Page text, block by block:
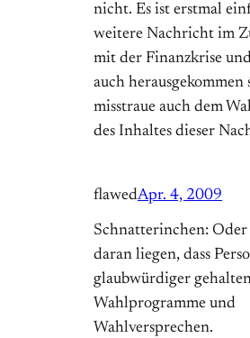
nicht. Es ist erstmal
weitere Nachricht im
mit der Finanzkrise
auch herausgekommen
misstraue auch dem
des Inhaltes dieser
flawedApr. 4, 2009
Schnatterinchen: Oder
daran liegen, dass
glaubwürdiger
Wahlprogramme und
Wahlversprechen.